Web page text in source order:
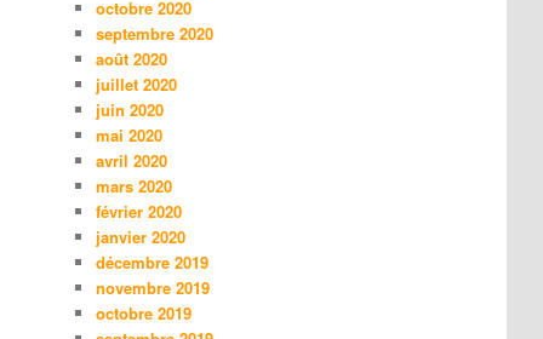
octobre 2020
septembre 2020
août 2020
juillet 2020
juin 2020
mai 2020
avril 2020
mars 2020
février 2020
janvier 2020
décembre 2019
novembre 2019
octobre 2019